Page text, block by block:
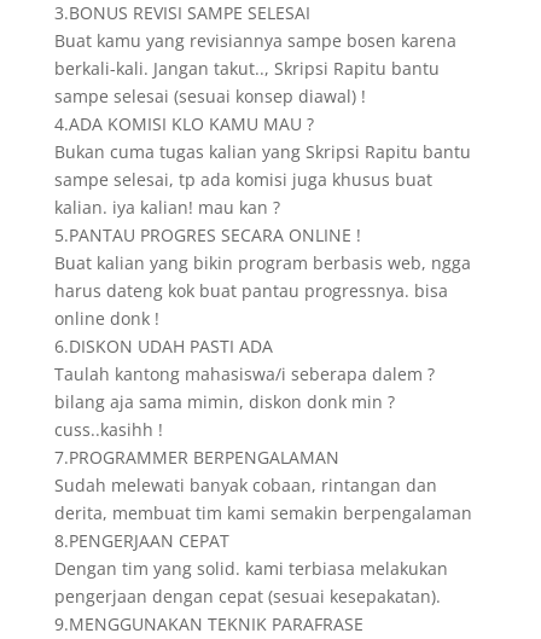
3.BONUS REVISI SAMPE SELESAI
Buat kamu yang revisiannya sampe bosen karena
berkali-kali. Jangan takut.., Skripsi Rapitu bantu
sampe selesai (sesuai konsep diawal) !
4.ADA KOMISI KLO KAMU MAU ?
Bukan cuma tugas kalian yang Skripsi Rapitu bantu
sampe selesai, tp ada komisi juga khusus buat
kalian. iya kalian! mau kan ?
5.PANTAU PROGRES SECARA ONLINE !
Buat kalian yang bikin program berbasis web, ngga
harus dateng kok buat pantau progressnya. bisa
online donk !
6.DISKON UDAH PASTI ADA
Taulah kantong mahasiswa/i seberapa dalem ?
bilang aja sama mimin, diskon donk min ?
cuss..kasihh !
7.PROGRAMMER BERPENGALAMAN
Sudah melewati banyak cobaan, rintangan dan
derita, membuat tim kami semakin berpengalaman
8.PENGERJAAN CEPAT
Dengan tim yang solid. kami terbiasa melakukan
pengerjaan dengan cepat (sesuai kesepakatan).
9.MENGGUNAKAN TEKNIK PARAFRASE